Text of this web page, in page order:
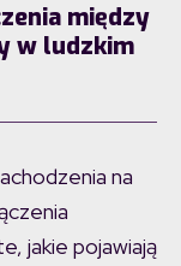
między
w ludzkim
na
jakie pojawiają